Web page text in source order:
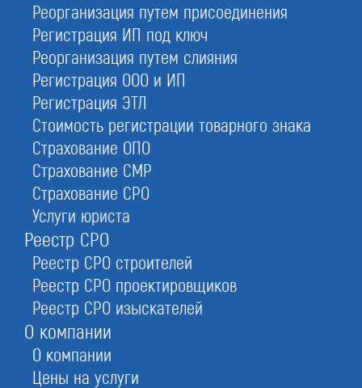
Реорганизация путем присоединения
Регистрация ИП под ключ
Реорганизация путем слияния
Регистрация ООО и ИП
Регистрация ЭТЛ
Стоимость регистрации товарного знака
Страхование ОПО
Страхование СМР
Страхование СРО
Услуги юриста
Реестр СРО
Реестр СРО строителей
Реестр СРО проектировщиков
Реестр СРО изыскателей
О компании
О компании
Цены на услуги
Вступить в Национальный реестр
строителей
НРС НОСТРОЙ — это электронный ресурс, в котором
размещены сведения о высокопрофессиональных
работниках в строительстве, имеющих право
организовывать и принимать работы, подписывать
акты приемки.
Важно! Строительные компании,
предполагающие вести деятельность в
области капитальных строительно-
ремонтных работ, попадающие под
требования ст.55.6 ГрК РФ
в штате минимум двух специалистов из нац.
реестра.